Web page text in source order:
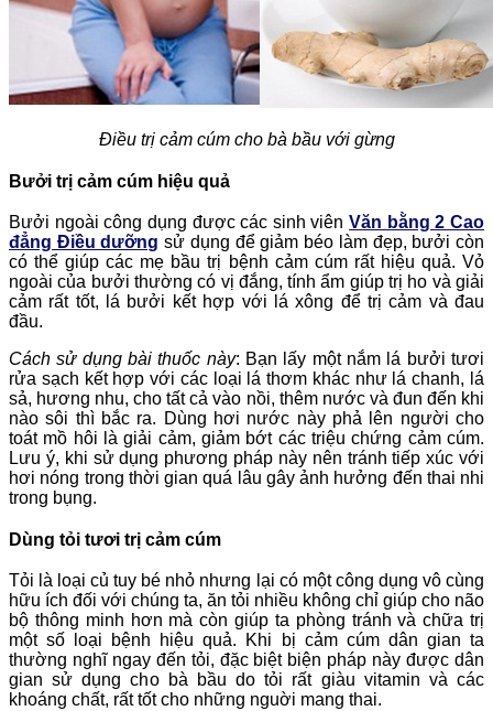
Điều trị cảm cúm cho bà bầu với gừng
Bưởi trị cảm cúm hiệu quả
Bưởi ngoài công dụng được các sinh viênVăn bằng 2 Cao
đẳng Điều dưỡng sử dụng để giảm béo làm đẹp, bưởi còn
có thể giúp các mẹ bầu trị bệnh cảm cúm rất hiệu quả. Vỏ
ngoài của bưởi thường có vị đắng, tính ẩm giúp trị ho và giải
cảm rất tốt, lá bưởi kết hợp với lá xông để trị cảm và đau
đầu.
Cách sử dụng bài thuốc này: Bạn lấy một nắm lá bưởi tươi
rửa sạch kết hợp với các loại lá thơm khác như lá chanh, lá
sả, hương nhu, cho tất cả vào nồi, thêm nước và đun đến khi
nào sôi thì bắc ra. Dùng hơi nước này phả lên người cho
toát mồ hôi là giải cảm, giảm bớt các triệu chứng cảm cúm.
Lưu ý, khi sử dụng phương pháp này nên tránh tiếp xúc với
hơi nóng trong thời gian quá lâu gây ảnh hưởng đến thai nhi
trong bụng.
Dùng tỏi tươi trị cảm cúm
Tỏi là loại củ tuy bé nhỏ nhưng lại có một công dụng vô cùng
hữu ích đối với chúng ta, ăn tỏi nhiều không chỉ giúp cho não
bộ thông minh hơn mà còn giúp ta phòng tránh và chữa trị
một số loại bệnh hiệu quả. Khi bị cảm cúm dân gian ta
thường nghĩ ngay đến tỏi, đặc biệt biện pháp này được dân
gian sử dụng cho bà bầu do tỏi rất giàu vitamin và các
khoáng chất, rất tốt cho những nguời mang thai.